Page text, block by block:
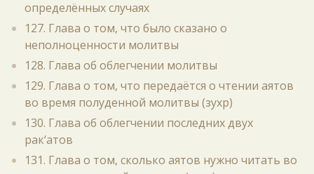
определённых случаях
127. Глава о том, что было сказано о
неполноценности молитвы
128. Глава об облегчении молитвы
129. Глава о том, что передаётся о чтении аятов
во время полуденной молитвы (зухр)
130. Глава об облегчении последних двух
рак‘атов
131. Глава о том, сколько аятов нужно читать во